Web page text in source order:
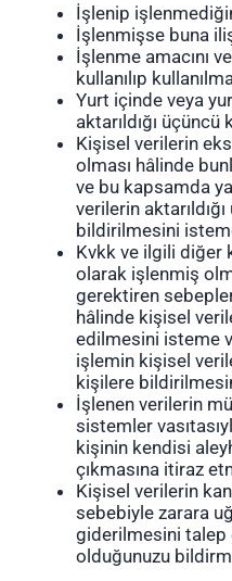
İşlenip
İşlenmişse buna
İşlenme amacını
kullanılıp
Yurt içinde veya
aktarıldığı
Kişisel verilerin
olması hâlinde
ve bu kapsamda
verilerin
bildirilmesini
Kvkk ve ilgili diğer
olarak işlenmiş
gerektiren
hâlinde kişisel
edilmesini isteme
işlemin kişisel
kişilere
İşlenen verilerin
sistemler
kişinin kendisi
çıkmasına itiraz
Kişisel verilerin
sebebiyle zarara
giderilmesini talep
olduğunuzu